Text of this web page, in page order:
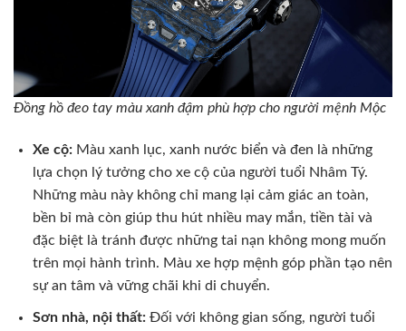
Đồng hồ đeo tay màu xanh đậm phù hợp cho người mệnh Mộc
Xe cộ:Màu xanh lục, xanh nước biển và đen là những
lựa chọn lý tưởng cho xe cộ của người tuổi Nhâm Tý.
Những màu này không chỉ mang lại cảm giác an toàn,
bền bỉ mà còn giúp thu hút nhiều may mắn, tiền tài và
đặc biệt là tránh được những tai nạn không mong muốn
trên mọi hành trình. Màu xe hợp mệnh góp phần tạo nên
sự an tâm và vững chãi khi di chuyển.
Sơn nhà, nội thất:Đối với không gian sống, người tuổi